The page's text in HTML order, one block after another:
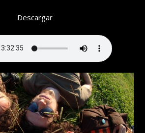
Descargar